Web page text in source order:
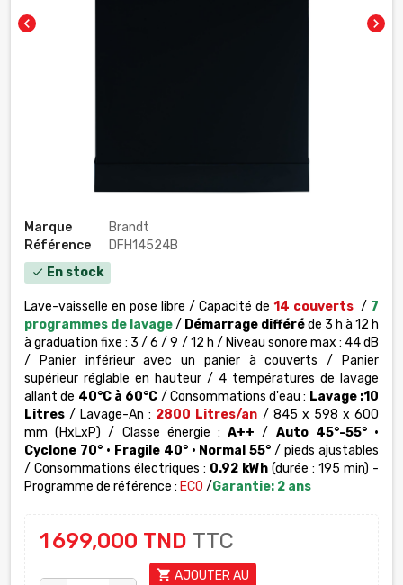
chevron_left chevron_right
Marque
Brandt
Référence
DFH14524B
check En stock
Lave-vaisselle en pose libre / Capacité de 14 couverts / 7
programmes de lavage/ Démarrage différéde 3 h à 12 h
à graduation fixe : 3 / 6 / 9 / 12 h / Niveau sonore max : 44 dB
/ Panier inférieur avec un panier à couverts / Panier
supérieur réglable en hauteur / 4 températures de lavage
allant de 40°C à 60°C / Consommations d'eau : Lavage :10
Litres / Lavage-An : 2800 Litres/an / 845 x 598 x 600
mm (HxLxP) / Classe énergie :A++/ Auto 45°-55° •
Cyclone 70° • Fragile 40° • Normal 55° / pieds ajustables
/ Consommations électriques : 0.92 kWh (durée : 195 min) -
Programme de référence : ECO /Garantie: 2 ans
1 699,000 TND TTC
shopping_cart AJOUTER AU